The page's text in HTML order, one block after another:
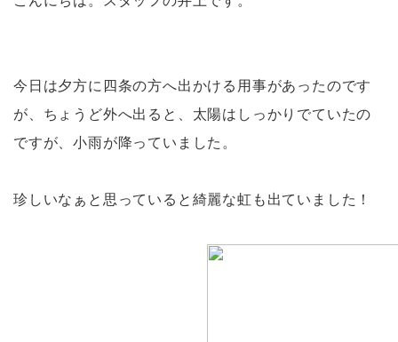
今日は夕方に四条の方へ出かける用事があったのです
が、ちょうど外へ出ると、太陽はしっかりでていたの
ですが、小雨が降っていました。
珍しいなぁと思っていると綺麗な虹も出ていました！